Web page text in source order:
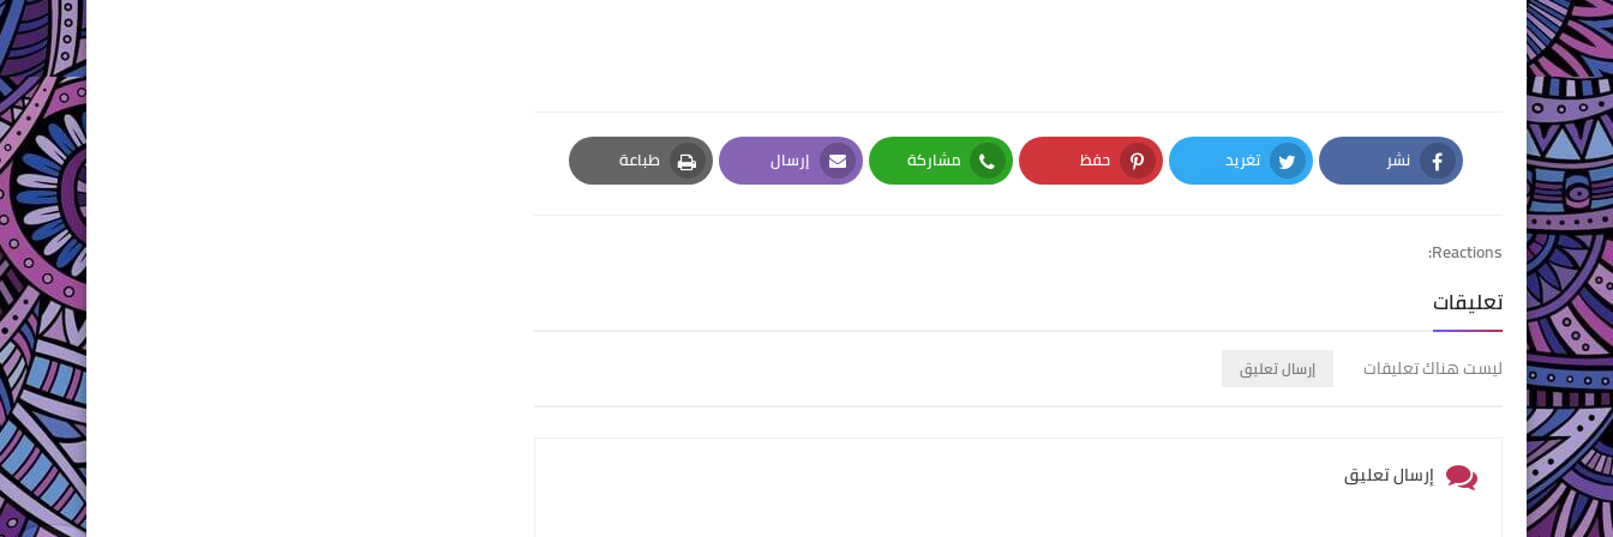
نشر
Facebook
تغريد
Twitter
حفظ
Pinterest
مشاركة
Whatsapp
إرسال
Email
طباعة
Print
Reactions:
تعليقات
ليست هناك تعليقات إرسال تعليق
إرسال تعليق